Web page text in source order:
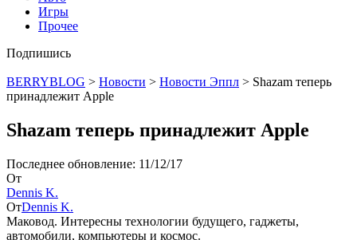
Игры
Прочее
Подпишись
BERRYBLOG > Новости > Новости Эппл > Shazam теперь
принадлежит Apple
Shazam теперь принадлежит Apple
Последнее обновление: 11/12/17
От
Dennis K.
ОтDennis K.
Маковод. Интересны технологии будущего, гаджеты,
автомобили, компьютеры и космос.